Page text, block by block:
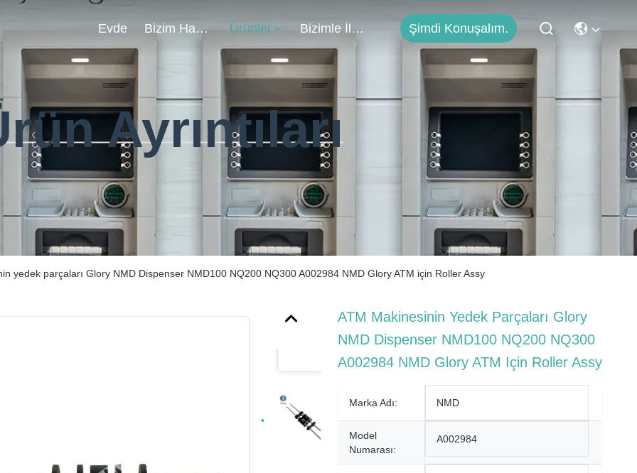
Evde Bizim Hakkımızda Ürünler Bizimle İletişim Şimdi Konuşalım.
Ayrıntıları
yedek parçaları Glory NMD Dispenser NMD100 NQ200 NQ300 A002984 NMD Glory ATM için Roller Assy
ATM Makinesinin Yedek Parçaları Glory
NMD Dispenser NMD100 NQ200 NQ300
A002984 NMD Glory ATM Için Roller Assy
Marka Adı: NMD
Model
Numarası:
A002984